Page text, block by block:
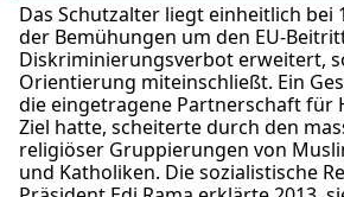
Das Schutzalter liegt einheitlich bei
der Bemühungen um den EU-
Diskriminierungsverbot erweitert,
Orientierung miteinschließt. Ein
die eingetragene Partnerschaft für
Ziel hatte, scheiterte durch den
religiöser Gruppierungen von
und Katholiken. Die sozialistische